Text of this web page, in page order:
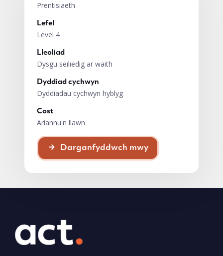
Prentisiaeth
Lefel
Level 4
Lleoliad
Dysgu seiliedig ar waith
Dyddiad cychwyn
Dyddiadau cychwyn hyblyg
Cost
Ariannu'n llawn
Darganfyddwch mwy